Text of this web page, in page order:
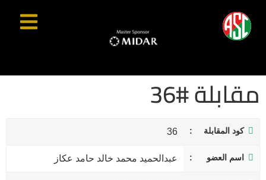
مقابلة #36
كود المقابلة 36
اسم العضو عبدالحميد محمد خالد حامد عكاز